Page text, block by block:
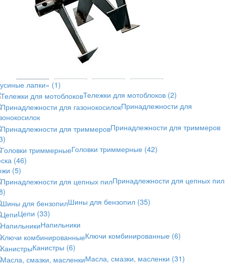
лапки» (1)
Тележки для мотоблоков (2)
Принадлежности для
Принадлежности для триммеров
Головки триммерные (42)
(46)
(5)
Принадлежности для цепных пил
Шины для бензопил (35)
Цепи (33)
Напильники
Ключи комбинированные (6)
Канистры (6)
Масла, смазки, масленки (31)